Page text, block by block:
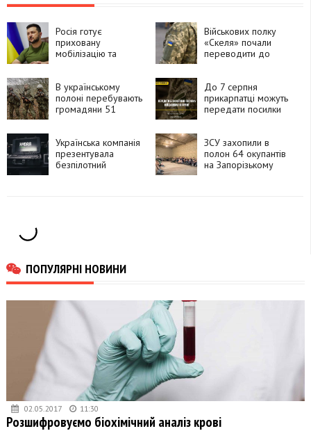
Росія готує
приховану
мобілізацію та
із КНДР, —
Володимир
Зеленський
Військових полку
«Скеля» почали
переводити до
В українському
полоні перебувають
громадяни 51
До 7 серпня
прикарпатці можуть
передати посилки
Українська компанія
презентувала
безпілотний
ЗСУ захопили в
полон 64 окупантів
на Запорізькому
ПОПУЛЯРНІ НОВИНИ
02.05.2017 11:30
Розшифровуємо біохімічний аналіз крові